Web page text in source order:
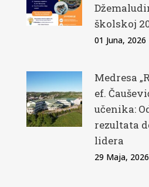
školskoj
01 Juna, 2026
Medresa
ef.
učenika:
rezultata
lidera
29 Maja, 2026